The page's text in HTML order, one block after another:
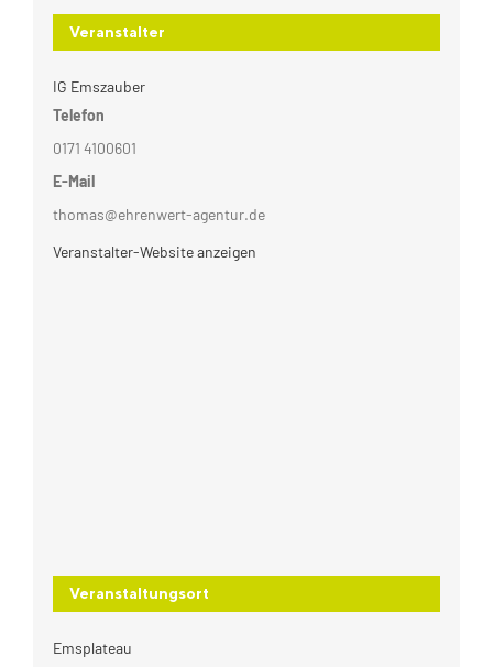
Veranstalter
IG Emszauber
Telefon
0171 4100601
E-Mail
thomas@ehrenwert-agentur.de
Veranstalter-Website anzeigen
Veranstaltungsort
Emsplateau